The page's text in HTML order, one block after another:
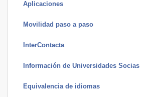
Aplicaciones
Movilidad paso a paso
InterContacta
Información de Universidades Socias
Equivalencia de idiomas